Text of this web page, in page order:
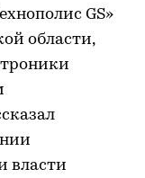
GS»
области,
власти